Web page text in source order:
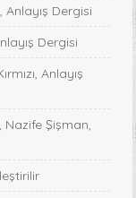
Dergisi
Dergisi
Anlayış
Nazife Şişman,